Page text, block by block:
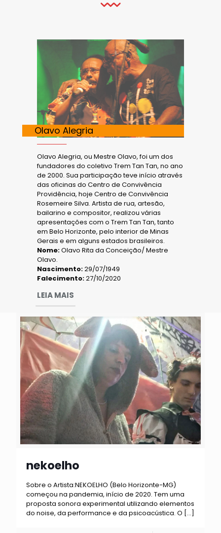
Olavo Alegria
Olavo Alegria, ou Mestre Olavo, foi um dos
fundadores do coletivo Trem Tan Tan, no ano
de 2000. Sua participação teve início através
das oficinas do Centro de Convivência
Providência, hoje Centro de Convivência
Rosemeire Silva. Artista de rua, artesão,
bailarino e compositor, realizou várias
apresentações com o Trem Tan Tan, tanto
em Belo Horizonte, pelo interior de Minas
Gerais e em alguns estados brasileiros.
Nome:Olavo Rita da Conceição/ Mestre
Olavo.
Nascimento:29/07/1949
Falecimento:27/10/2020
LEIA MAIS
nekoelho
Sobre o Artista:NEKOELHO (Belo Horizonte-MG)
começou na pandemia, início de 2020. Tem uma
proposta sonora experimental utilizando elementos
do noise, da performance e da psicoacústica. O […]